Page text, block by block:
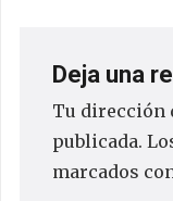
Deja una
Tu dirección
publicada.
marcados